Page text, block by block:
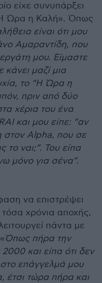
είχε συνυπάρξει
Ώρα η Καλή». Όπως
είναι ότι μου
Αμαραντίδη, που
μου. Είμαστε
κάνει μαζί μια
το “Η Ώρα η
πριν από δύο
χέρια του ένα
και μου είπε: “αν
στον Alpha, που σε
το ναι;”. Του είπα
μόνο για σένα”.
να επιστρέψει
χρόνια αποχής,
πάντα με
Όπως πήρα την
και είπα ότι δεν
επάγγελμά μου
έτσι τώρα πήρα και